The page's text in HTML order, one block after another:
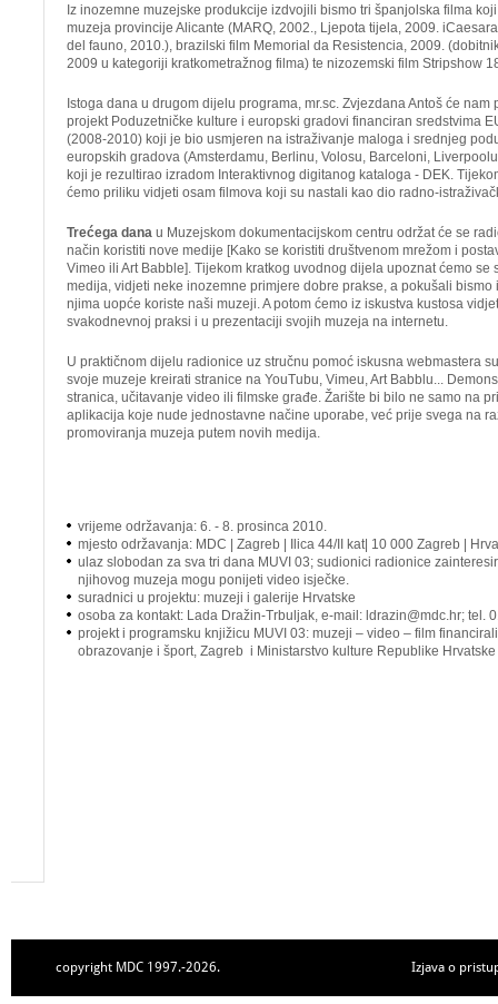
Iz inozemne muzejske produkcije izdvojili bismo tri španjolska filma
muzeja provincije Alicante (MARQ, 2002., Ljepota tijela, 2009. i
del fauno, 2010.), brazilski film Memorial da Resistencia, 2009.
2009 u kategoriji kratkometražnog filma) te nizozemski film Stripshow
Istoga dana u drugom dijelu programa, mr.sc. Zvjezdana Antoš će nam
projektPoduzetničke kulture i europski gradovi financiran sredstvima
(2008-2010) koji je bio usmjeren na istraživanje maloga i srednjeg
europskih gradova (Amsterdamu, Berlinu, Volosu, Barceloni,
koji je rezultirao izradom Interaktivnog digitanog kataloga - DEK.
ćemo priliku vidjeti osam filmova koji su nastali kao dio radno-
Trećega dana u Muzejskom dokumentacijskom centru održat će se
način koristiti nove medije [Kako se koristiti društvenom mrežom i
Vimeo ili Art Babble]. Tijekom kratkog uvodnog dijela upoznat ćemo se
medija, vidjeti neke inozemne primjere dobre prakse, a pokušali bismo
njima uopće koriste naši muzeji. A potom ćemo iz iskustva kustosa
svakodnevnoj praksi i u prezentaciji svojih muzeja na internetu.
U praktičnom dijelu radionice uz stručnu pomoć iskusna webmastera
svoje muzeje kreirati stranice na YouTubu, Vimeu, Art Babblu...
stranica, učitavanje video ili filmske građe. Žarište bi bilo ne samo na
aplikacija koje nude jednostavne načine uporabe, već prije svega na
promoviranja muzeja putem novih medija.
vrijeme održavanja: 6. - 8. prosinca 2010.
mjesto održavanja: MDC | Zagreb | Ilica 44/II kat| 10 000 Zagreb |
ulaz slobodan za sva tri dana MUVI 03; sudionici radionice
njihovog muzeja mogu ponijeti video isječke.
suradnici u projektu: muzeji i galerije Hrvatske
osoba za kontakt: Lada Dražin-Trbuljak, e-mail: ldrazin@mdc.hr; tel.
projekt i programsku knjižicu MUVI 03: muzeji – video – film
obrazovanje i šport, Zagreb i Ministarstvo kulture Republike Hrvatske
copyright MDC 1997.-2026. Izjava o